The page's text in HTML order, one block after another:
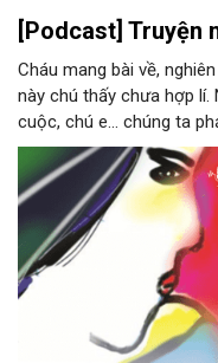
[Podcast] Truyện
Cháu mang bài về,
này chú thấy chưa hợp
cuộc, chú e… chúng ta
thì tiếp tục nhé! Chú
ngại ngùng đỡ lấy. Đây
bị Tổng biên tập kêu lên